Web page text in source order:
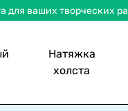
для ваших творческих
Натяжка
холста